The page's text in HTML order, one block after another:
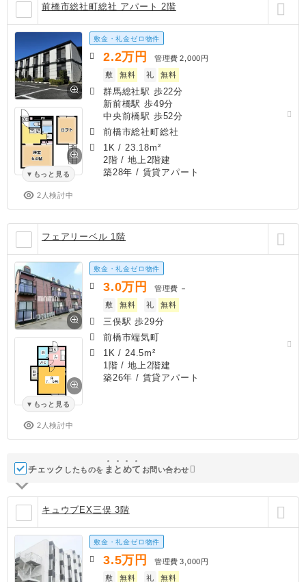
前橋市総社町総社 アパート 2階
もっと見る
2人検討中
敷金・礼金ゼロ物件
2.2万円 管理費 2,000円
敷
無料 礼 無料
群馬総社駅 歩22分
新前橋駅 歩49分
中央前橋駅 歩52分
前橋市総社町総社
1K / 23.18m²
2階 / 地上2階建
築28年 / 賃貸アパート
フェアリーベル 1階
もっと見る
2人検討中
敷金・礼金ゼロ物件
3.0万円 管理費 －
敷
無料 礼 無料
三俣駅 歩29分
前橋市端気町
1K / 24.5m²
1階 / 地上2階建
築26年 / 賃貸アパート
チェック したものを ま と めて お問い合わせ
キュウブEX三俣 3階
敷金・礼金ゼロ物件
3.5万円 管理費 3,000円
敷
無料 礼 無料